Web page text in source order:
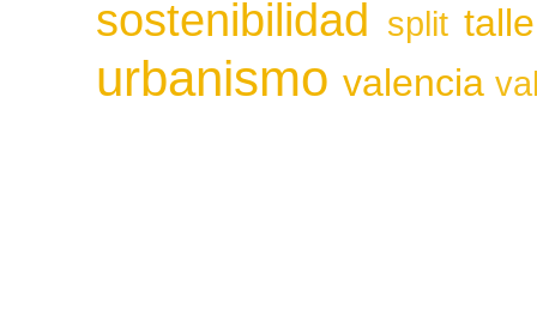
sostenibilidad split
urbanismo valencia